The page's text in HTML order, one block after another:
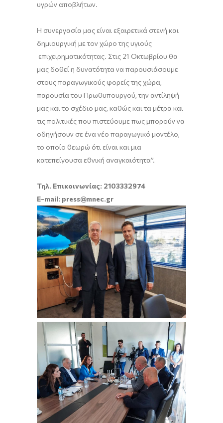
υγρών αποβλήτων.
Η συνεργασία μας είναι εξαιρετικά στενή και
δημιουργική με τον χώρο της υγιούς
επιχειρηματικότητας. Στις 21 Οκτωβρίου θα
μας δοθεί η δυνατότητα να παρουσιάσουμε
στους παραγωγικούς φορείς της χώρα,
παρουσία του Πρωθυπουργού, την αντίληψή
μας και το σχέδιο μας, καθώς και τα μέτρα και
τις πολιτικές που πιστεύουμε πως μπορούν να
οδηγήσουν σε ένα νέο παραγωγικό μοντέλο,
το οποίο θεωρώ ότι είναι και μια
κατεπείγουσα εθνική αναγκαιότητα”.
Τηλ. Επικοινωνίας: 2103332974
E-mail: press@mnec.gr